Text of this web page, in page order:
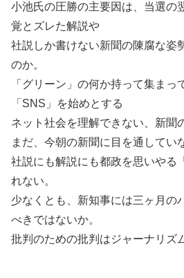
小池氏の圧勝の主要因は、当選の
覚とズレた解説や
社説しか書けない新聞の陳腐な姿
のか。
「グリーン」の何か持って集まっ
「SNS」を始めとする
ネット社会を理解できない、新聞
まだ、今朝の新聞に目を通してい
社説にも解説にも都政を思いやる
れない。
少なくとも、新知事には三ヶ月の
べきではないか。
批判のための批判はジャーナリズ